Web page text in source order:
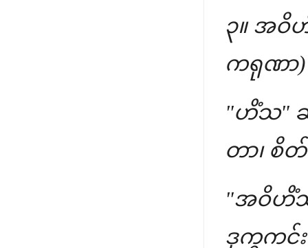
၃။ အဝိ
ကရုဏာ)
"ဟိံသ"
တာ၊ စိ
"အဝိဟိံ
ဒုက္ခကင်